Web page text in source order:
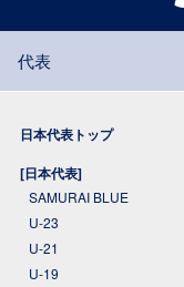
代表
日本代表トップ
[日本代表]
SAMURAI BLUE
U-23
U-21
U-19